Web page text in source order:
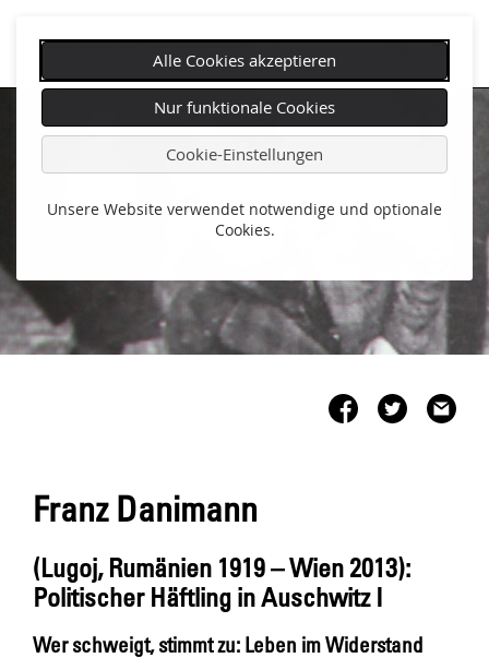
Alle Cookies akzeptieren
Nur funktionale Cookies
Cookie-Einstellungen
Unsere Website verwendet notwendige und optionale
Cookies.
Navigation
überspringen
Franz Danimann
(Lugoj, Rumänien 1919 – Wien 2013):
Politischer Häftling in Auschwitz I
Wer schweigt, stimmt zu: Leben im Widerstand